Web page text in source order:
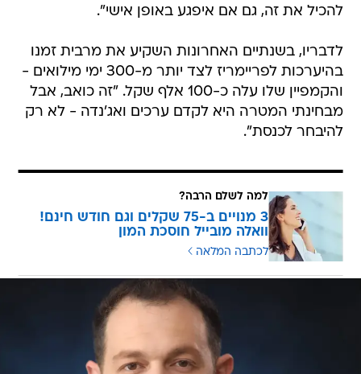
להכיל את זה, גם אם איפגע באופן אישי".
לדבריו, בשנתיים האחרונות השקיע את מרבית זמנו
בהיערכות לפריימריז לצד יותר מ-300 ימי מילואים -
והקמפיין שלו עלה כ-100 אלף שקל. "זה כואב, אבל
מבחינתי המטרה היא לקדם ערכים ואג'נדה - לא רק
להיבחר לכנסת".
למה לשלם הרבה?
3 מנויים ב-75 שקלים וגם חודש חינם!
וואלה מובייל חוסכת המון
לכתבה המלאה